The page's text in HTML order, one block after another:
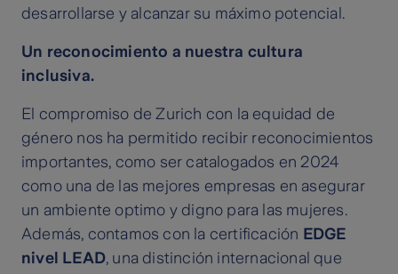
desarrollarse y alcanzar su máximo potencial.
Un reconocimiento a nuestra cultura
inclusiva.
El compromiso de Zurich con la equidad de
género nos ha permitido recibir reconocimientos
importantes, como ser catalogados en 2024
como una de las mejores empresas en asegurar
un ambiente optimo y digno para las mujeres.
Además, contamos con la certificación EDGE
nivel LEAD, una distinción internacional que